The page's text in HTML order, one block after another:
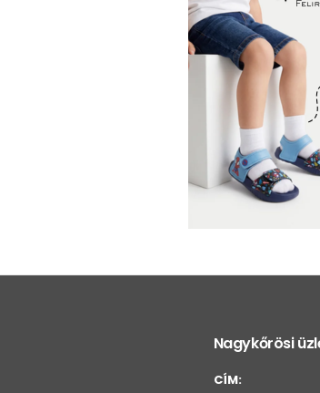
Nagykőrösi
CÍM: